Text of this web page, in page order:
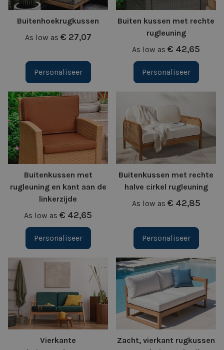
Buitenhoekrugkussen
As low as € 27,07
Personaliseer
Buiten kussen met rechte
rugleuning
As low as € 42,65
Personaliseer
Buitenkussen met
rugleuning en kant aan de
linkerzijde
As low as € 42,65
Personaliseer
Buitenkussen met rechte
halve cirkel rugleuning
As low as € 42,85
Personaliseer
Vierkante
Zacht, vierkant rugkussen